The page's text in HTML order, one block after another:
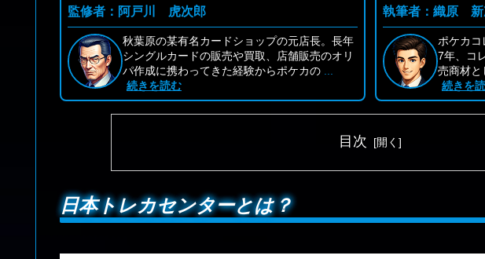
監修者：阿戸川 虎次郎
秋葉原の某有名カードショップの元店長。長年
シングルカードの販売や買取、店舗販売のオリ
パ作成に携わってきた経験からポケカの
続きを読む
執筆者：織原 新
ポケカ
7年、コ
売商材と
続きを
目次
日本トレカセンターとは？